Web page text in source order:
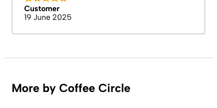
Customer
19 June 2025
More by Coffee Circle